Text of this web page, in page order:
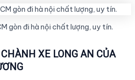
gòn đi hà nội chất lượng, uy tín.
XE LONG AN CỦA